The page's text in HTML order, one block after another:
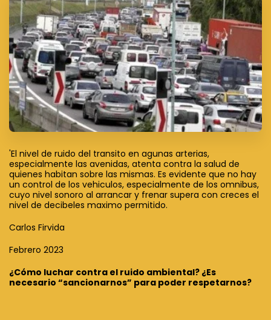
'El nivel de ruido del transito en agunas arterias,
especialmente las avenidas, atenta contra la salud de
quienes habitan sobre las mismas. Es evidente que no hay
un control de los vehiculos, especialmente de los omnibus,
cuyo nivel sonoro al arrancar y frenar supera con creces el
nivel de decibeles maximo permitido.
Carlos Firvida
Febrero 2023
¿Cómo luchar contra el ruido ambiental? ¿Es
necesario “sancionarnos” para poder respetarnos?